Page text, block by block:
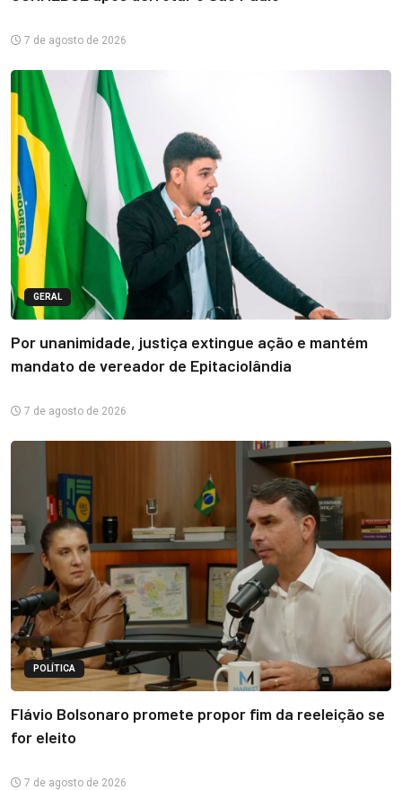
7 de agosto de 2026
GERAL
Por unanimidade, justiça extingue ação e mantém
mandato de vereador de Epitaciolândia
7 de agosto de 2026
POLÍTICA
Flávio Bolsonaro promete propor fim da reeleição se
for eleito
7 de agosto de 2026